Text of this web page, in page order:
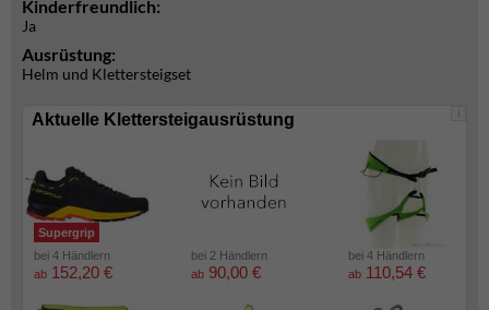
Kinderfreundlich:
Ja
Ausrüstung:
Helm und Klettersteigset
i
Aktuelle Klettersteigausrüstung
Supergrip
bei 4 Händlern
ab 152,20 €
bei 2 Händlern
ab 90,00 €
bei 4 Händlern
ab 110,54 €